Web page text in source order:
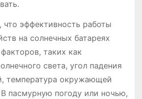
что эффективность работы
на солнечных батареях
таких как
света, угол падения
температура окружающей
пасмурную погоду или ночью,